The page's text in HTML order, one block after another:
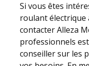
Si vous êtes
roulant électrique
contacter Alleza
professionnels
conseiller sur les